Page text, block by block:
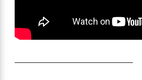
—————————————